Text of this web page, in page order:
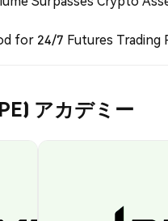
for 24/7 Futures Trading
アカデミー